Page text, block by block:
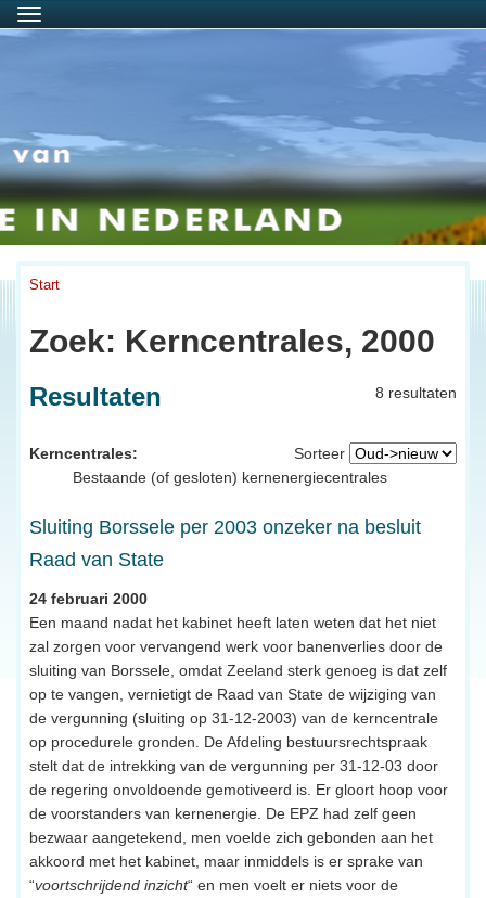
Menu
Start
Zoek: Kerncentrales, 2000
8 resultaten
Resultaten
Sorteer
Kerncentrales:
Bestaande (of gesloten) kernenergiecentrales
Sluiting Borssele per 2003 onzeker na besluit
Raad van State
24 februari 2000
Een maand nadat het kabinet heeft laten weten dat het niet
zal zorgen voor vervangend werk voor banenverlies door de
sluiting van Borssele, omdat Zeeland sterk genoeg is dat zelf
op te vangen, vernietigt de Raad van State de wijziging van
de vergunning (sluiting op 31-12-2003) van de kerncentrale
op procedurele gronden. De Afdeling bestuursrechtspraak
stelt dat de intrekking van de vergunning per 31-12-03 door
de regering onvoldoende gemotiveerd is. Er gloort hoop voor
de voorstanders van kernenergie. De EPZ had zelf geen
bezwaar aangetekend, men voelde zich gebonden aan het
akkoord met het kabinet, maar inmiddels is er sprake van
“voortschrijdend inzicht“ en men voelt er niets voor de